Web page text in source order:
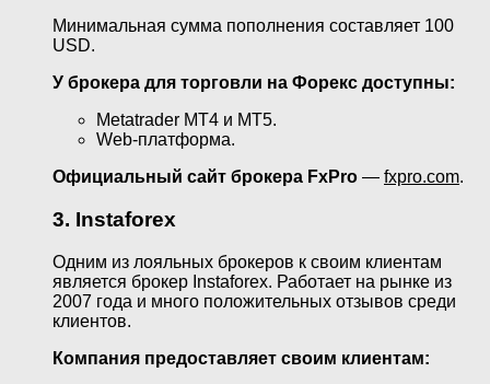
Минимальная сумма пополнения составляет 100
USD.
У брокера для торговли на Форекс доступны:
Metatrader МТ4 и МТ5.
Web-платформа.
Официальный сайт брокера FxPro — fxpro.com.
3. Instaforex
Одним из лояльных брокеров к своим клиентам
является брокер Instaforex. Работает на рынке из
2007 года и много положительных отзывов среди
клиентов.
Компания предоставляет своим клиентам: